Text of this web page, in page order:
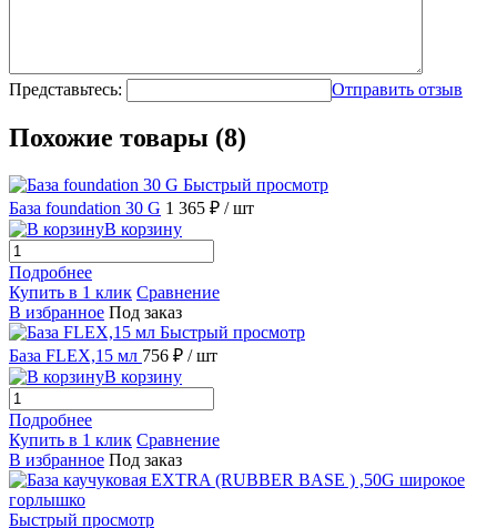
Представьтесь: Отправить отзыв
Похожие товары (8)
Быстрый просмотр
База foundation 30 G 1 365 ₽ / шт
В корзину
Подробнее
Купить в 1 клик Сравнение
В избранное Под заказ
Быстрый просмотр
База FLEX,15 мл 756 ₽ / шт
В корзину
Подробнее
Купить в 1 клик Сравнение
В избранное Под заказ
Быстрый просмотр